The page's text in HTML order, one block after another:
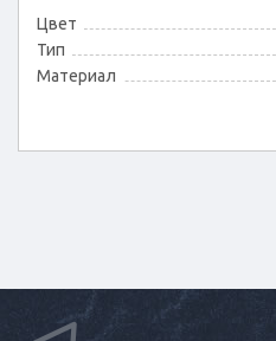
Цвет
Тип
Материал